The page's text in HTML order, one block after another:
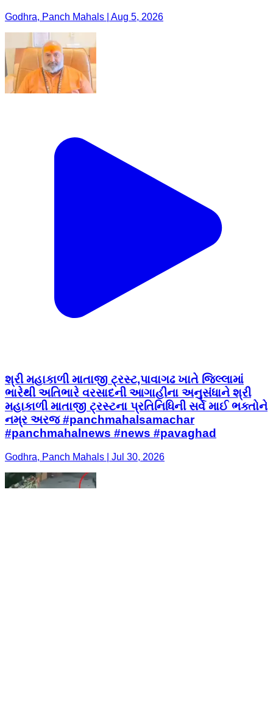
Godhra, Panch Mahals | Aug 5, 2026
શ્રી મહાકાળી માતાજી ટ્રસ્ટ,પાવાગઢ ખાતે જિલ્લામાં
ભારેથી અતિભારે વરસાદની આગાહીના અનુસંધાને શ્રી
મહાકાળી માતાજી ટ્રસ્ટના પ્રતિનિધિની સર્વે માઈ ભક્તોને
નમ્ર અરજ #panchmahalsamachar
#panchmahalnews #news #pavaghad
Godhra, Panch Mahals | Jul 30, 2026